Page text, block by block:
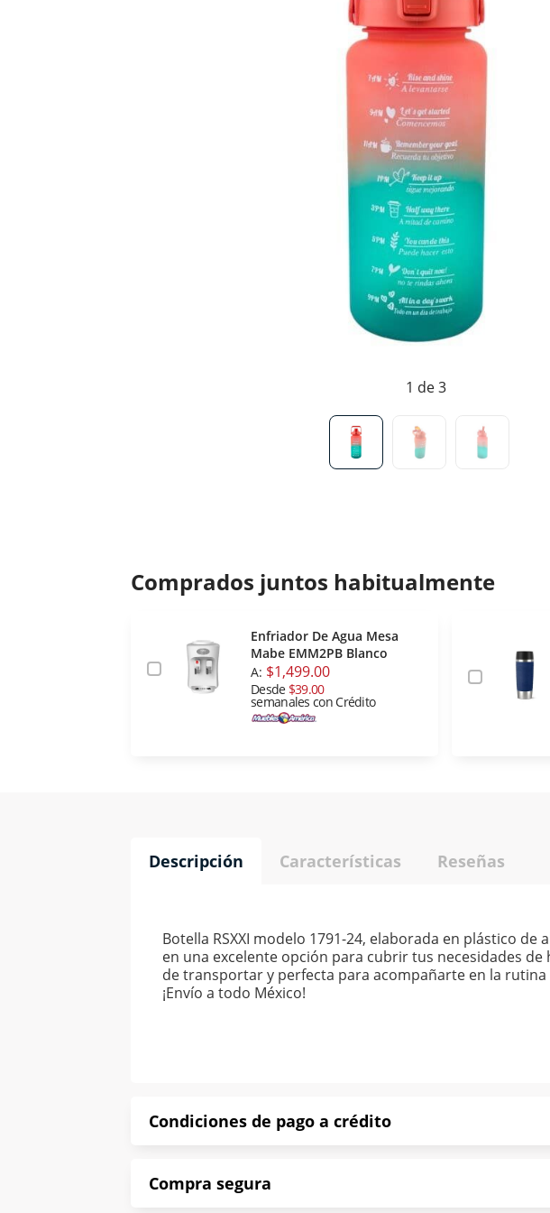
1 de 3
Comprados juntos habitualmente
Enfriador De Agua Mesa
Mabe EMM2PB Blanco
A: $1,499.00
Desde $39.00
semanales con Crédito
Descripción Características Reseñas
Botella RSXXI modelo 1791-24, elaborada en plástico
en una excelente opción para cubrir tus necesidades
de transportar y perfecta para acompañarte en la rutina
¡Envío a todo México!
Condiciones de pago a crédito
Compra segura